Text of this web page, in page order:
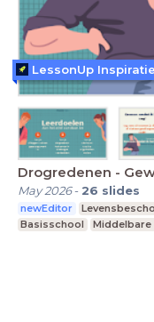
Drogredenen -
May 2026- 26 slides
newEditor
Basisschool
Middelbare
LessonUp Inspiratie